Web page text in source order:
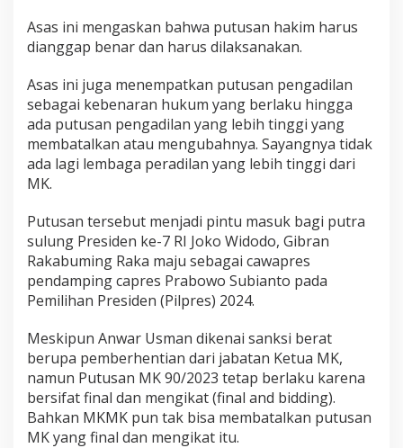
Asas ini mengaskan bahwa putusan hakim harus
dianggap benar dan harus dilaksanakan.
Asas ini juga menempatkan putusan pengadilan
sebagai kebenaran hukum yang berlaku hingga
ada putusan pengadilan yang lebih tinggi yang
membatalkan atau mengubahnya. Sayangnya tidak
ada lagi lembaga peradilan yang lebih tinggi dari
MK.
Putusan tersebut menjadi pintu masuk bagi putra
sulung Presiden ke-7 RI Joko Widodo, Gibran
Rakabuming Raka maju sebagai cawapres
pendamping capres Prabowo Subianto pada
Pemilihan Presiden (Pilpres) 2024.
Meskipun Anwar Usman dikenai sanksi berat
berupa pemberhentian dari jabatan Ketua MK,
namun Putusan MK 90/2023 tetap berlaku karena
bersifat final dan mengikat (final and bidding).
Bahkan MKMK pun tak bisa membatalkan putusan
MK yang final dan mengikat itu.